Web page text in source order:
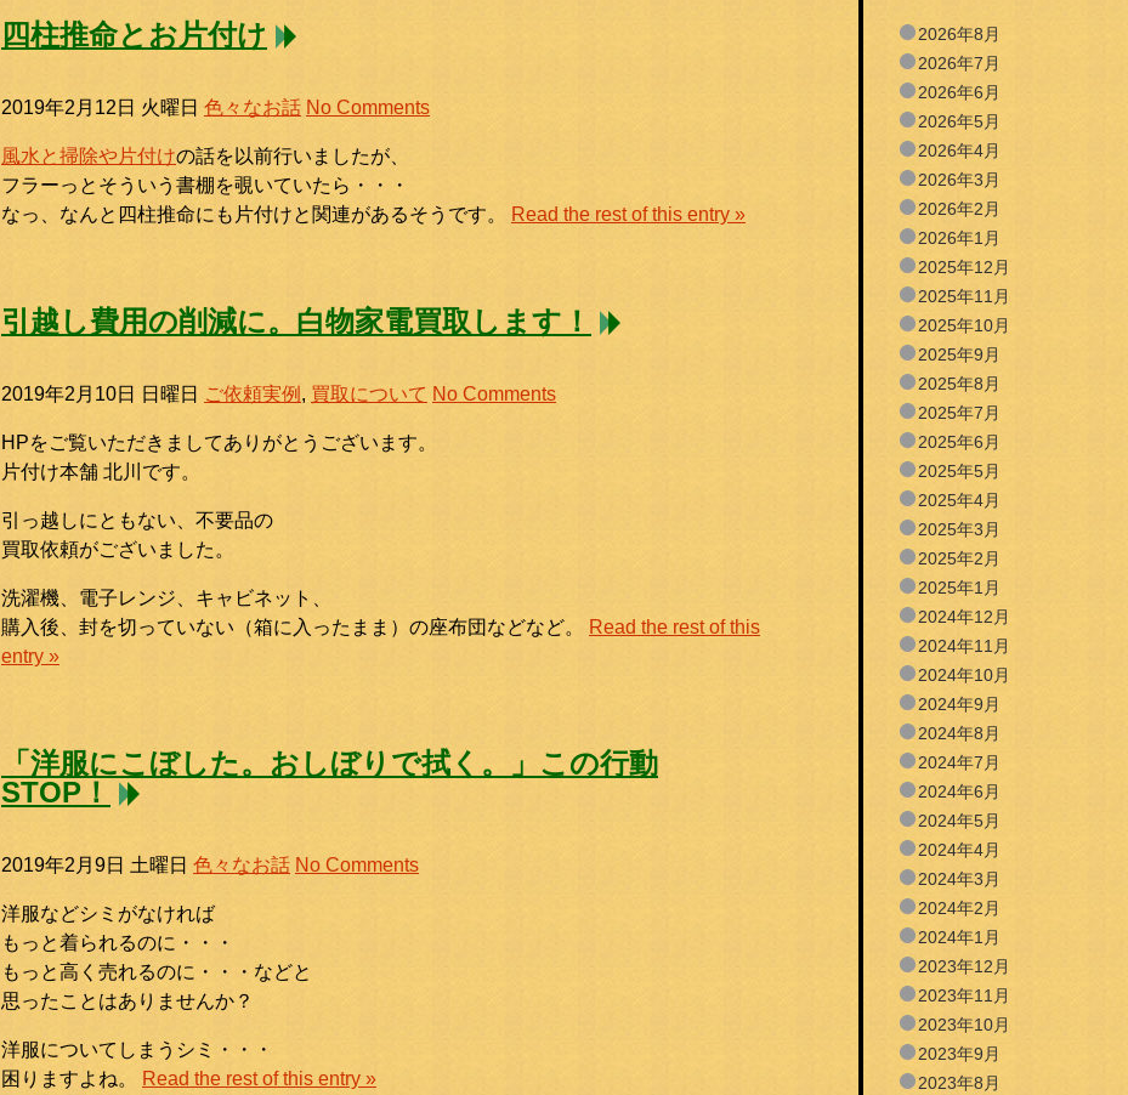
四柱推命とお片付け
2019年2月12日 火曜日 色々なお話 No Comments
風水と掃除や片付けの話を以前行いましたが、
フラーっとそういう書棚を覗いていたら・・・
なっ、なんと四柱推命にも片付けと関連があるそうです。
Read the rest of this entry »
引越し費用の削減に。白物家電買取します！
2019年2月10日 日曜日 ご依頼実例 , 買取について No Comments
HPをご覧いただきましてありがとうございます。
片付け本舗 北川です。
引っ越しにともない、不要品の
買取依頼がございました。
洗濯機、電子レンジ、キャビネット、
購入後、封を切っていない（箱に入ったまま）の座布団などなど。
Read the rest of this
entry »
「洋服にこぼした。おしぼりで拭く。」この行動
STOP！
2019年2月9日 土曜日 色々なお話 No Comments
洋服などシミがなければ
もっと着られるのに・・・
もっと高く売れるのに・・・などと
思ったことはありませんか？
洋服についてしまうシミ・・・
困りますよね。
Read the rest of this entry »
2026年8月
2026年7月
2026年6月
2026年5月
2026年4月
2026年3月
2026年2月
2026年1月
2025年12月
2025年11月
2025年10月
2025年9月
2025年8月
2025年7月
2025年6月
2025年5月
2025年4月
2025年3月
2025年2月
2025年1月
2024年12月
2024年11月
2024年10月
2024年9月
2024年8月
2024年7月
2024年6月
2024年5月
2024年4月
2024年3月
2024年2月
2024年1月
2023年12月
2023年11月
2023年10月
2023年9月
2023年8月